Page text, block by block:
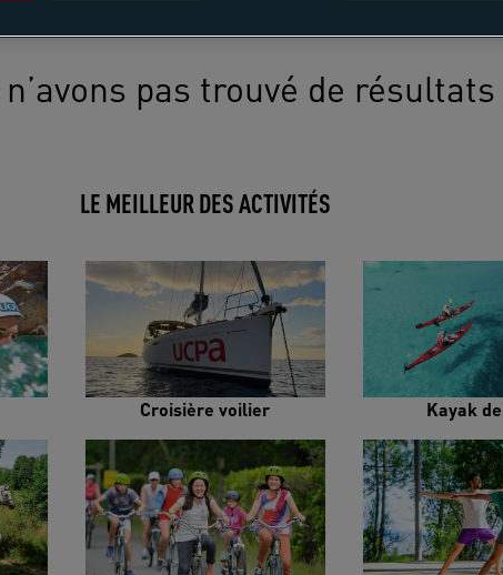
pas trouvé de résultats
LE MEILLEUR DES ACTIVITÉS
Croisière voilier Kayak